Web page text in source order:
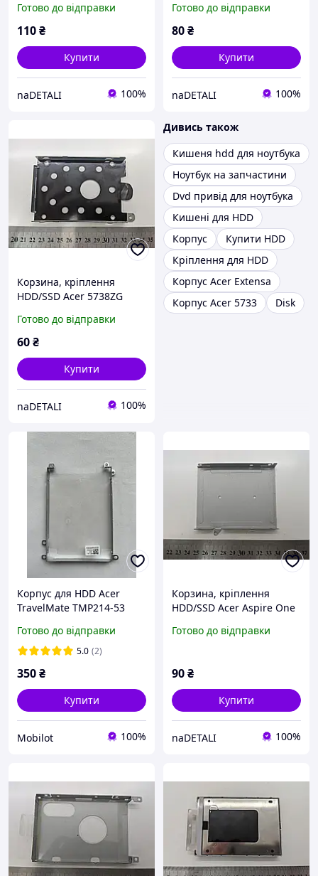
Готово до відправки
110₴
Купити
naDETALI 100%
Готово до відправки
80₴
Купити
naDETALI 100%
Корзина, кріплення
HDD/SSD Acer 5738ZG
Готово до відправки
60₴
Купити
naDETALI 100%
Дивись також
Кишеня hdd для ноутбука
Ноутбук на запчастини
Dvd привід для ноутбука
Кишені для HDD
Корпус
Купити HDD
Кріплення для HDD
Корпус Acer Extensa
Корпус Acer 5733
Disk
Корпус для HDD Acer
TravelMate TMP214-53
Готово до відправки
5.0 (2)
350₴
Купити
Mobilot 100%
Корзина, кріплення
HDD/SSD Acer Aspire One
Готово до відправки
90₴
Купити
naDETALI 100%